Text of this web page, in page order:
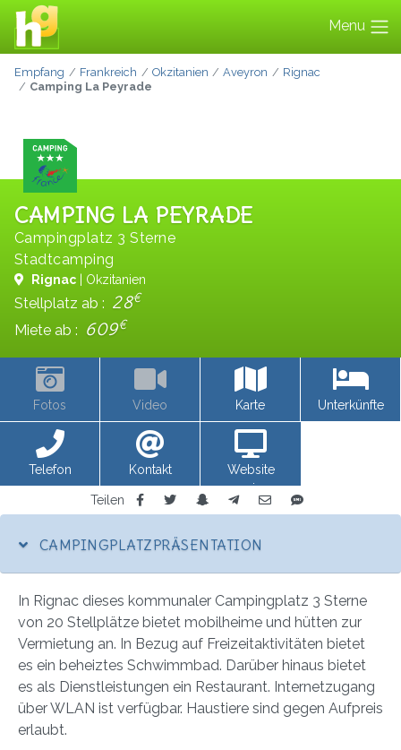
Menu
Empfang Frankreich Okzitanien Aveyron
Rignac
Camping La Peyrade
CAMPING LA PEYRADE
Campingplatz 3 Sterne
Stadtcamping
Rignac | Okzitanien
Stellplatz ab : 28€
Miete ab : 609€
Fotos Video Karte Unterkünfte
Telefon Kontakt
Website
anzeigen
Teilen
CAMPINGPLATZPRÄSENTATION
In Rignac dieses kommunaler Campingplatz 3 Sterne
von 20 Stellplätze bietet mobilheime und hütten zur
Vermietung an. In Bezug auf Freizeitaktivitäten bietet
es ein beheiztes Schwimmbad. Darüber hinaus bietet
es als Dienstleistungen ein Restaurant. Internetzugang
über WLAN ist verfügbar. Haustiere sind gegen Aufpreis
erlaubt.